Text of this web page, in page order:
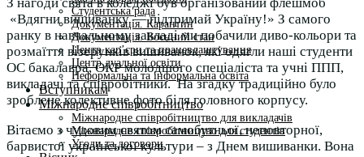
Студентська рада
Документація. Карантин
Документація. Воєнний стан
Центр кар’єри та працевлаштування
Центр дуальної освіти
Неформальна та інформальна освіта
Вступникам
Міжнародне співробітництво
Міжнародне співробітництво для викладачів
Міжнародне співробітництво для студентів
Угоди та договори
«Вдягни вишиванку — підтримай Україну!» З самого
ранку в навчальному закладі ми побачили диво-кольори та
розмаїття візерунків вишиванок, які одягли наші студенти
ОС бакалавра, ОКР молодшого спеціаліста та учні ППП,
викладачі та співробітники. На згадку традиційно було
зроблене колективне фото біля головного корпусу.
Вітаємо з чудовим святом самобутньої, неповторної,
барвистої української культури – з Днем вишиванки. Вона